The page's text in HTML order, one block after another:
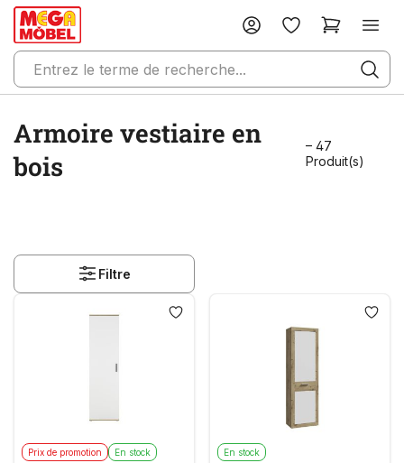
Armoire vestiaire en
bois
– 47
Produit(s)
Filtre
Prix de promotion En stock En stock